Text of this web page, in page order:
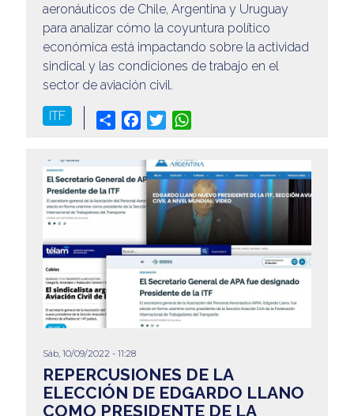
aeronáuticos de Chile, Argentina y Uruguay
para analizar cómo la coyuntura político
económica está impactando sobre la actividad
sindical y las condiciones de trabajo en el
sector de aviación civil.
ITF Share Facebook
Twitter
Sáb, 10/09/2022 - 11:28
REPERCUSIONES DE LA
ELECCIÓN DE EDGARDO LLANO
COMO PRESIDENTE DE LA